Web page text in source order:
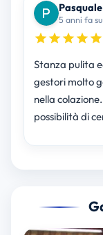
5 anni fa
Stanza pulita
gestori molto
nella
possibilità di